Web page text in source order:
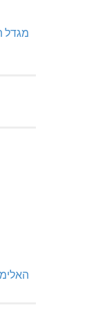
מגדל תפן: 350